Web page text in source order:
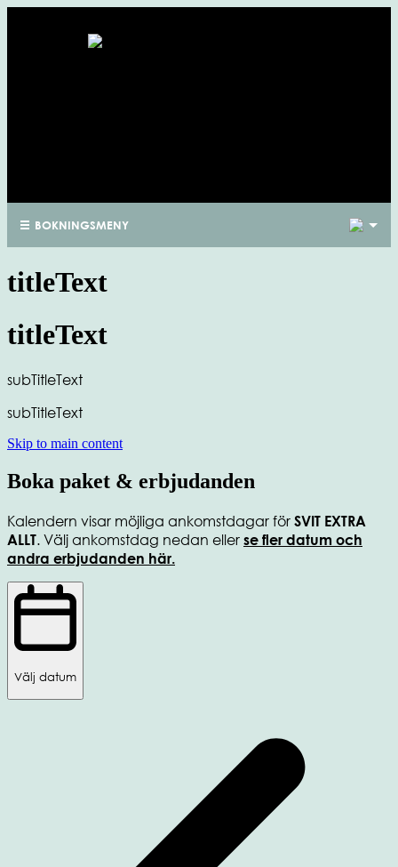
BOKNINGSMENY
titleText
titleText
subTitleText
subTitleText
Skip to main content
Boka paket & erbjudanden
Kalendern visar möjliga ankomstdagar för SVIT EXTRA
ALLT. Välj ankomstdag nedan eller se fler datum och
andra erbjudanden här.
Välj datum